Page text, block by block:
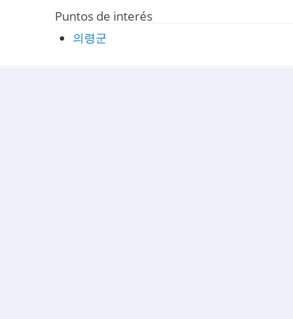
Puntos de interés
의령군